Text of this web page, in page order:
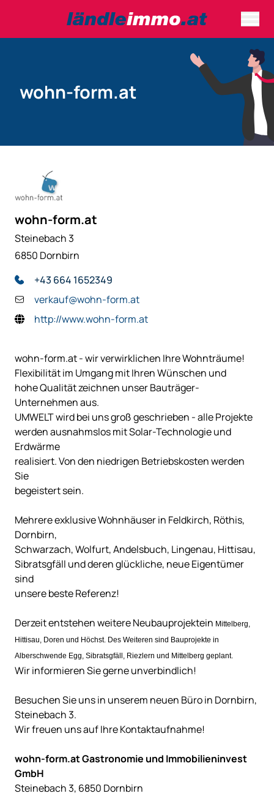
wohn-form.at
wohn-form.at
Steinebach 3
6850 Dornbirn
+43 664 1652349
verkauf@wohn-form.at
http://www.wohn-form.at
wohn-form.at - wir verwirklichen Ihre Wohnträume!
Flexibilität im Umgang mit Ihren Wünschen und
hohe Qualität zeichnen unser Bauträger-
Unternehmen aus.
UMWELT wird bei uns groß geschrieben - alle Projekte
werden ausnahmslos mit Solar-Technologie und
Erdwärme
realisiert. Von den niedrigen Betriebskosten werden
Sie
begeistert sein.
Mehrere exklusive Wohnhäuser in Feldkirch, Röthis,
Dornbirn,
Schwarzach, Wolfurt, Andelsbuch, Lingenau, Hittisau,
Sibratsgfäll und deren glückliche, neue Eigentümer
sind
unsere beste Referenz!
Derzeit entstehen weitereNeubauprojektein Mittelberg,
Hittisau, Doren und Höchst. Des Weiteren sind Bauprojekte in
Alberschwende Egg, Sibratsgfäll, Riezlern und Mittelberg geplant.
Wir informieren Sie gerne unverbindlich!
Besuchen Sie uns in unserem neuen Büro in Dornbirn,
Steinebach 3.
Wir freuen uns auf Ihre Kontaktaufnahme!
wohn-form.at Gastronomie und Immobilieninvest
GmbH
Steinebach 3, 6850 Dornbirn